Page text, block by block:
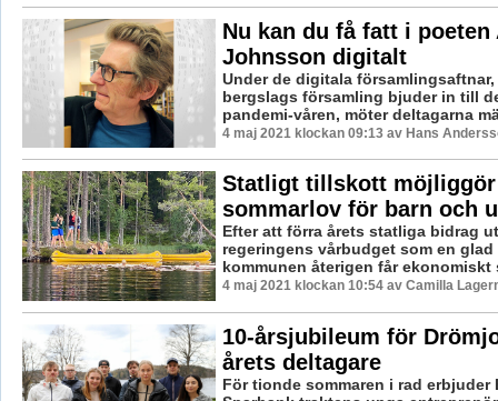
Nu kan du få fatt i poeten
Johnsson digitalt
Under de digitala
bergslags församling bjuder in till
pandemi-våren, möter deltagarna
4 maj 2021 klockan 09:13 av Hans
Statligt tillskott
sommarlov för barn och
Efter att förra årets statliga bidrag
regeringens vårbudget som en glad
kommunen återigen får ekonomiskt
4 maj 2021 klockan 10:54 av Camilla
10-årsjubileum för
årets deltagare
För tionde sommaren i rad erbjuder